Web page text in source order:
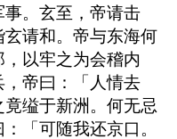
。玄至，帝请击
请和。帝与东海何
以牢之为会稽内
帝曰：「人情去
缢于新洲。何无忌
「可随我还京口。